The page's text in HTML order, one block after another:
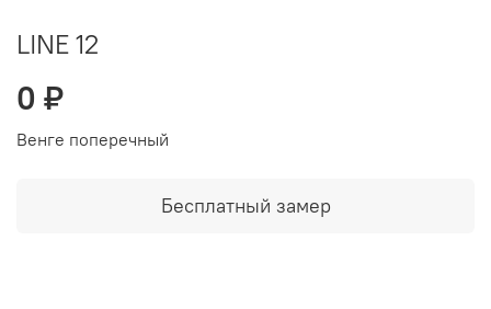
LINE 12
0 ₽
Венге поперечный
Бесплатный замер